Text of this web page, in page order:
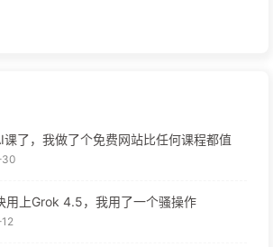
课了，我做了个免费网站比任何课程都值
30
用上Grok 4.5，我用了一个骚操作